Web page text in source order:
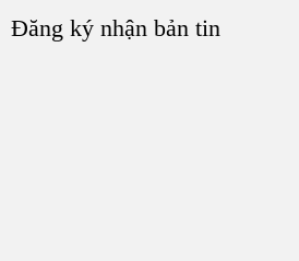
Đăng ký nhận bản tin